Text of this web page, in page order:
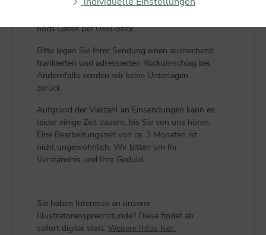
Aus Sicherheitsgründen öffnen wir
noch Daten per USB-Stick.
Bitte legen Sie Ihrer Sendung einen ausreichend
frankierten und adressierten Rückumschlag bei.
Andernfalls senden wir keine Unterlagen
zurück.
Aufgrund der Vielzahl an Einsendungen kann es
leider einige Zeit dauern, bis Sie von uns hören.
Eine Bearbeitungszeit von ca. 3 Monaten ist
nicht ungewöhnlich. Wir bitten um Ihr
Verständnis und Ihre Geduld.
Sie haben Interesse an unserer
Illustratorensprechstunde? Diese findet ab
sofort digital statt. Weitere Infos hier.